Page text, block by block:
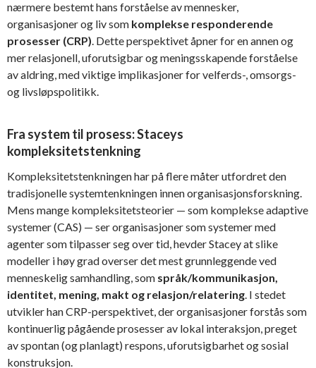
nærmere bestemt hans forståelse av mennesker,
organisasjoner og liv som komplekse responderende
prosesser (CRP). Dette perspektivet åpner for en annen og
mer relasjonell, uforutsigbar og meningsskapende forståelse
av aldring, med viktige implikasjoner for velferds-, omsorgs-
og livsløpspolitikk.
Fra system til prosess: Staceys
kompleksitetstenkning
Kompleksitetstenkningen har på flere måter utfordret den
tradisjonelle systemtenkningen innen organisasjonsforskning.
Mens mange kompleksitetsteorier — som komplekse adaptive
systemer (CAS) — ser organisasjoner som systemer med
agenter som tilpasser seg over tid, hevder Stacey at slike
modeller i høy grad overser det mest grunnleggende ved
menneskelig samhandling, som språk/kommunikasjon,
identitet, mening, makt og relasjon/relatering. I stedet
utvikler han CRP-perspektivet, der organisasjoner forstås som
kontinuerlig pågående prosesser av lokal interaksjon, preget
av spontan (og planlagt) respons, uforutsigbarhet og sosial
konstruksjon.